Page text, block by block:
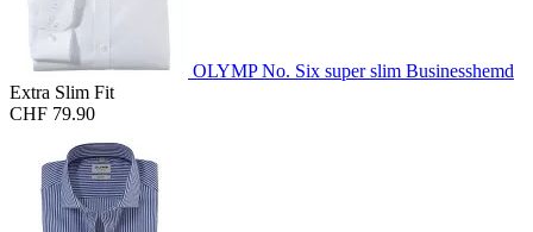
OLYMP No. Six super slim Businesshemd
Extra Slim Fit
CHF 79.90